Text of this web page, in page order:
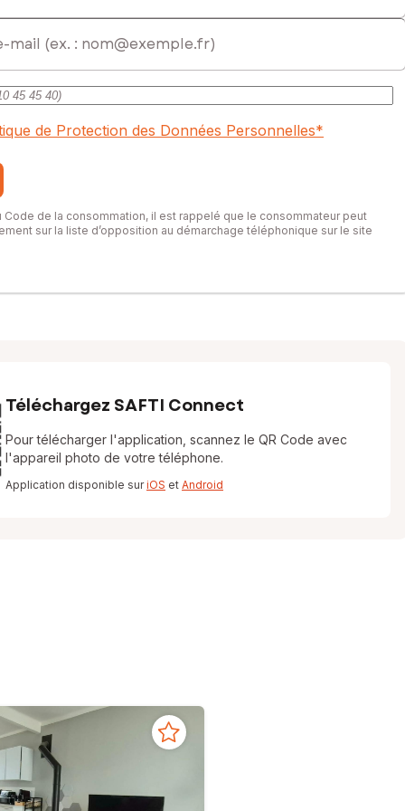
de Protection des Données Personnelles*
Code de la consommation, il est rappelé que le consommateur peut
sur la liste d’opposition au démarchage téléphonique sur le site
Téléchargez SAFTI Connect
Pour télécharger l'application, scannez le QR Code avec
l'appareil photo de votre téléphone.
Application disponible suriOS et Android